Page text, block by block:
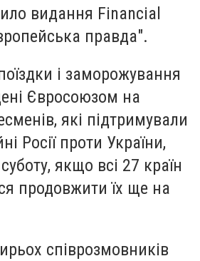
видання Financial
правда".
і заморожування
Євросоюзом на
які підтримували
Росії проти України,
якщо всі 27 країн
продовжити їх ще на
співрозмовників